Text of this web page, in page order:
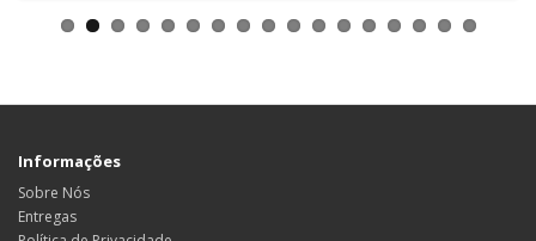
Informações
Sobre Nós
Entregas